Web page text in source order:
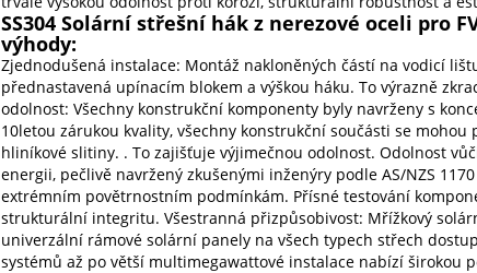
SS304 Solární střešní hák z nerezové oceli pro
výhody:
Zjednodušená instalace: Montáž nakloněných částí na vodicí
přednastavená upínacím blokem a výškou háku. To výrazně
odolnost: Všechny konstrukční komponenty byly navrženy s
10letou zárukou kvality, všechny konstrukční součásti se
hliníkové slitiny. . To zajišťuje výjimečnou odolnost. Odolnost
energii, pečlivě navržený zkušenými inženýry podle AS/NZS
extrémním povětrnostním podmínkám. Přísné testování
strukturální integritu. Všestranná přizpůsobivost: Mřížkový
univerzální rámové solární panely na všech typech střech
systémů až po větší multimegawattové instalace nabízí širokou